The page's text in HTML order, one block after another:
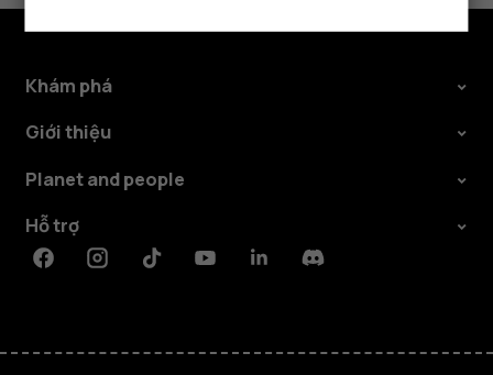
Khám phá
Giới thiệu
Planet and people
Hỗ trợ
FacebookInstagramTiktokYoutubeLinkedinDiscord